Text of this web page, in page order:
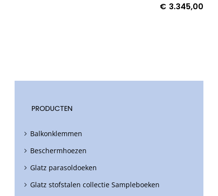
€ 3.345,00
PRODUCTEN
Balkonklemmen
Beschermhoezen
Glatz parasoldoeken
Glatz stofstalen collectie Sampleboeken